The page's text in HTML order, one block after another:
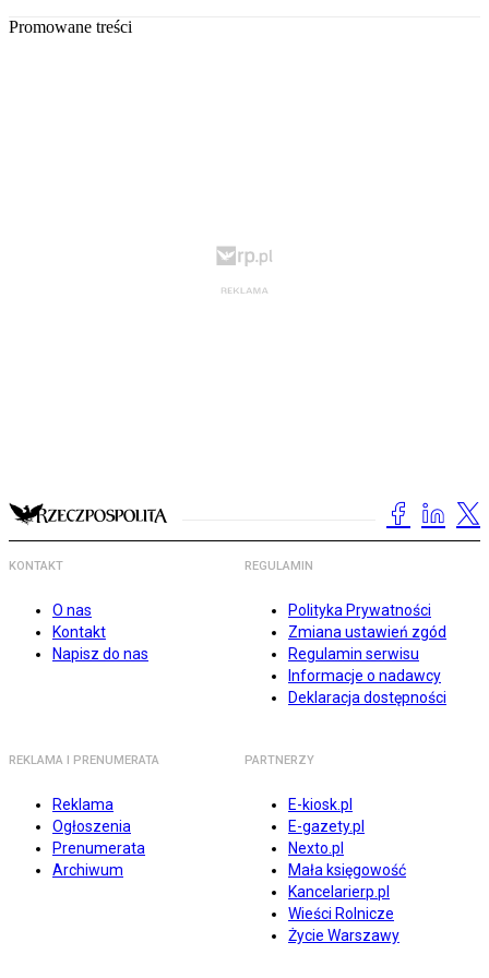
Promowane treści
KONTAKT
O nas
Kontakt
Napisz do nas
REGULAMIN
Polityka Prywatności
Zmiana ustawień zgód
Regulamin serwisu
Informacje o nadawcy
Deklaracja dostępności
REKLAMA I PRENUMERATA
Reklama
Ogłoszenia
Prenumerata
Archiwum
PARTNERZY
E-kiosk.pl
E-gazety.pl
Nexto.pl
Mała księgowość
Kancelarierp.pl
Wieści Rolnicze
Życie Warszawy